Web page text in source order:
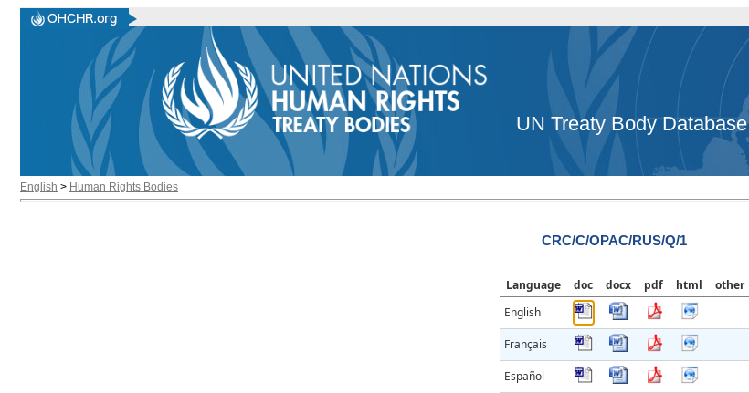
UN Treaty Body Database
English > Human Rights Bodies
CRC/C/OPAC/RUS/Q/1
Language doc docx pdf html
other
English
Français
Español